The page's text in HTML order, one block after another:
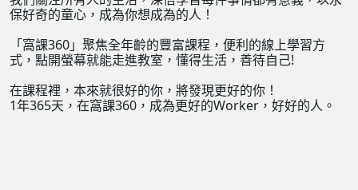
保好奇的童心，成為你想成為的人！
「窩課360」聚焦全年齡的豐富課程，便利的線上學習方
式，點開螢幕就能走進教室，懂得生活，善待自己!
在課程裡，本來就很好的你，將發現更好的你！
1年365天，在窩課360，成為更好的Worker，好好的人。